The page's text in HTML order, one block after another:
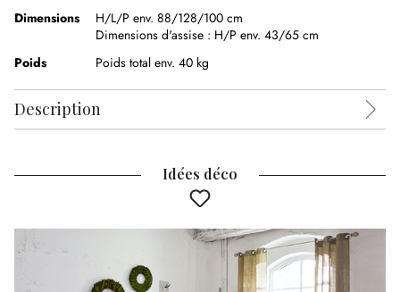
Dimensions
H/L/P env. 88/128/100 cm
Dimensions d'assise : H/P env. 43/65 cm
Poids
Poids total env. 40 kg
Description
Idées déco